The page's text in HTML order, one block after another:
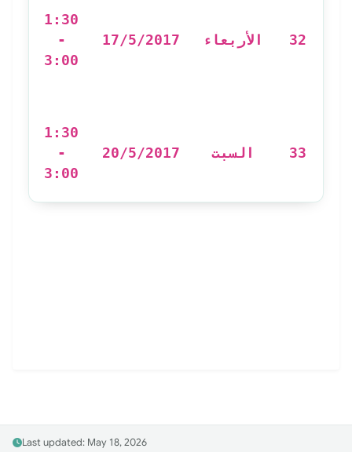
32 الأربعاء 17/5/2017
1:30
-
3:00
33 السبت 20/5/2017
1:30
-
3:00
Last updated: May 18, 2026